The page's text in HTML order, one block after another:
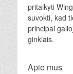
pritaikyti
suvokti, kad
principai
ginklais.
Apie mus